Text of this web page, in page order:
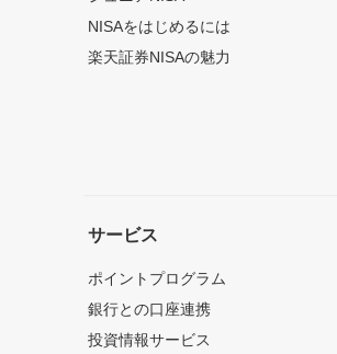
NISAをはじめるには
楽天証券NISAの魅力
サービス
ポイントプログラム
銀行との口座連携
投資情報サービス